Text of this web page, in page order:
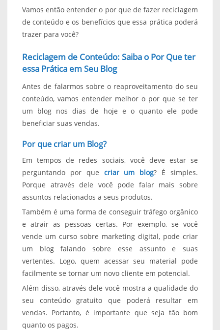
Vamos então entender o por que de fazer reciclagem
de conteúdo e os benefícios que essa prática poderá
trazer para você?
Reciclagem de Conteúdo: Saiba o Por Que ter
essa Prática em Seu Blog
Antes de falarmos sobre o reaproveitamento do seu
conteúdo, vamos entender melhor o por que se ter
um blog nos dias de hoje e o quanto ele pode
beneficiar suas vendas.
Por que criar um Blog?
Em tempos de redes sociais, você deve estar se
perguntando por que criar um blog? É simples.
Porque através dele você pode falar mais sobre
assuntos relacionados a seus produtos.
Também é uma forma de conseguir tráfego orgânico
e atrair as pessoas certas. Por exemplo, se você
vende um curso sobre marketing digital, pode criar
um blog falando sobre esse assunto e suas
vertentes. Logo, quem acessar seu material pode
facilmente se tornar um novo cliente em potencial.
Além disso, através dele você mostra a qualidade do
seu conteúdo gratuito que poderá resultar em
vendas. Portanto, é importante que seja tão bom
quanto os pagos.